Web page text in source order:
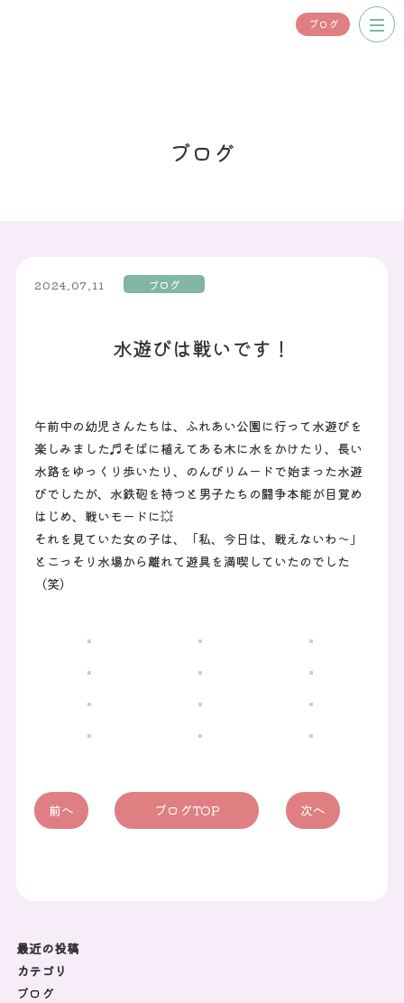
ブログ
ブログ
2024.07.11 ブログ
水遊びは戦いです！
午前中の幼児さんたちは、ふれあい公園に行って水遊びを
楽しみました♬そばに植えてある木に水をかけたり、長い
水路をゆっくり歩いたり、のんびりムードで始まった水遊
びでしたが、水鉄砲を持つと男子たちの闘争本能が目覚め
はじめ、戦いモードに💥
それを見ていた女の子は、「私、今日は、戦えないわ～」
とこっそり水場から離れて遊具を満喫していたのでした
（笑）
前へ ブログTOP 次へ
最近の投稿
カテゴリ
ブログ